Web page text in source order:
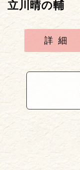
立川晴の輔
詳細